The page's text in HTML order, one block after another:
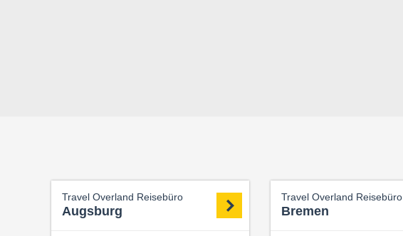
Travel Overland Reisebüro
Augsburg
Travel Overland Reisebüro
Bremen